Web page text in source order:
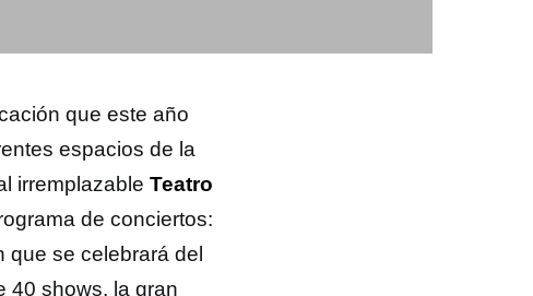
que este año
espacios de la
irremplazable Teatro
de conciertos:
que se celebrará del
40 shows, la gran